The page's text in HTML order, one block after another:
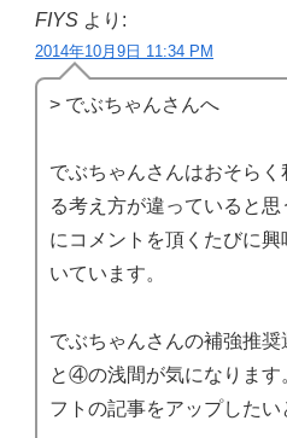
FIYS より:
2014年10月9日 11:34 PM
> でぶちゃんさんへ
でぶちゃんさんはおそら
る考え方が違っていると
にコメントを頂くたびに
いています。
でぶちゃんさんの補強推
と④の浅間が気になります
フトの記事をアップしたい